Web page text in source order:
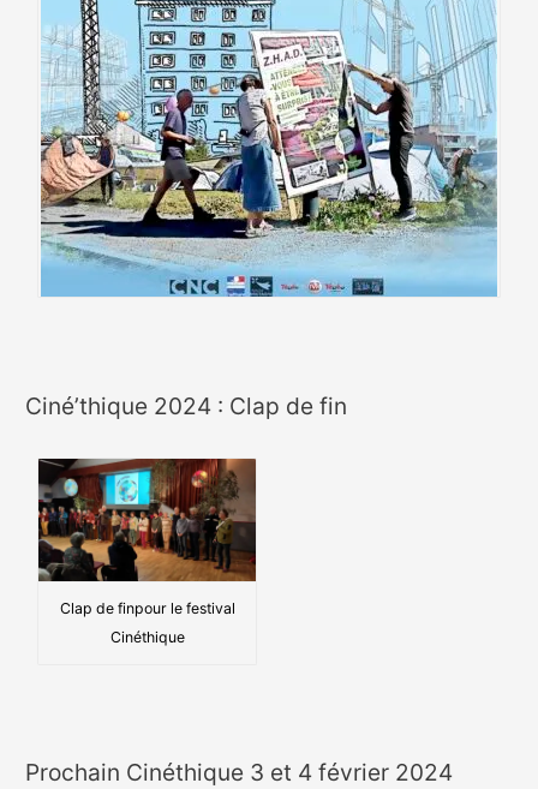
Ciné’thique 2024 : Clap de fin
Clap de finpour le festival
Cinéthique
Prochain Cinéthique 3 et 4 février 2024